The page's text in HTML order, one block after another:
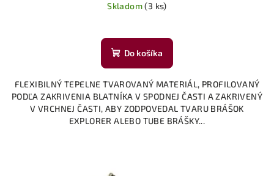
Skladom(3 ks)
Do košíka
FLEXIBILNÝ TEPELNE TVAROVANÝ MATERIÁL, PROFILOVANÝ
PODĽA ZAKRIVENIA BLATNÍKA V SPODNEJ ČASTI A ZAKRIVENÝ
V VRCHNEJ ČASTI, ABY ZODPOVEDAL TVARU BRÁŠOK
EXPLORER ALEBO TUBE BRÁŠKY...